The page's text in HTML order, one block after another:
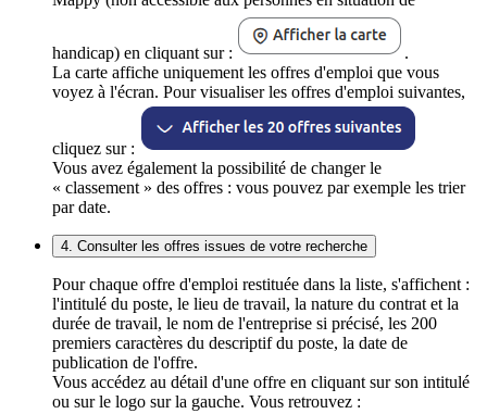
handicap) en cliquant sur :
.
La carte affiche uniquement les offres d'emploi que vous
voyez à l'écran. Pour visualiser les offres d'emploi suivantes,
cliquez sur :
Vous avez également la possibilité de changer le
« classement » des offres : vous pouvez par exemple les trier
par date.
4. Consulter les offres issues de votre recherche
Pour chaque offre d'emploi restituée dans la liste, s'affichent :
l'intitulé du poste, le lieu de travail, la nature du contrat et la
durée de travail, le nom de l'entreprise si précisé, les 200
premiers caractères du descriptif du poste, la date de
publication de l'offre.
Vous accédez au détail d'une offre en cliquant sur son intitulé
ou sur le logo sur la gauche. Vous retrouvez :